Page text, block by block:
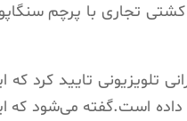
روز شنبه 30 تیرماه یک کشتی
تایید کرد که
است.گفته می‌شود که